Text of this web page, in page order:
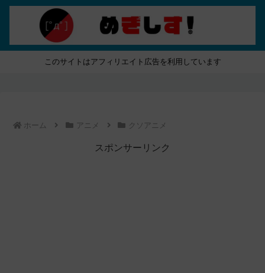
このサイトはアフィリエイト広告を利用しています
ホーム アニメ クソアニメ
スポンサーリンク